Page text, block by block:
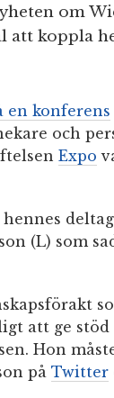
om
att koppla
en konferens
och
Expo
(L) som
att ge
Hon
på Twitter